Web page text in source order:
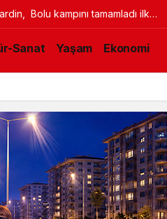
Bolu kampını tamamladı ilk
için İstanbul’a geçti
Sanat Yaşam Ekonomi